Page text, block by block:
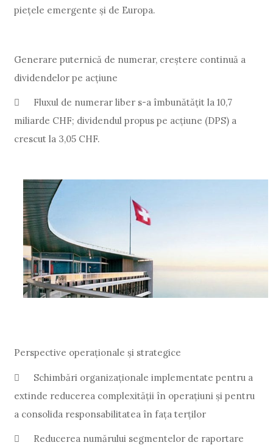
piețele emergente și de Europa.
Generare puternică de numerar, creștere continuă a
dividendelor pe acțiune

Fluxul de numerar liber s-a îmbunătățit la 10,7
miliarde CHF; dividendul propus pe acțiune (DPS) a
crescut la 3,05 CHF.
Perspective operaționale și strategice

Schimbări organizaționale implementate pentru a
extinde reducerea complexității în operațiuni și pentru
a consolida responsabilitatea în fața terților

Reducerea numărului segmentelor de raportare